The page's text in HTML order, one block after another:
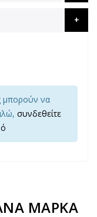
μπορούν να
συνδεθείτε
ΜΆΡΚΑ